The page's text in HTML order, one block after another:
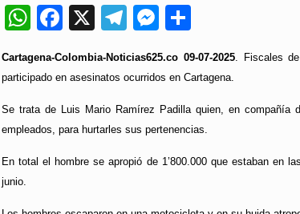
WhatsApp
Facebook
X Telegram
Messenger
Cartagena-Colombia-Noticias625.co 09-07-2025. Fiscales
participado en asesinatos ocurridos en Cartagena.
Se trata de Luis Mario Ramírez Padilla quien, en compañía
empleados, para hurtarles sus pertenencias.
En total el hombre se apropió de 1’800.000 que estaban en
junio.